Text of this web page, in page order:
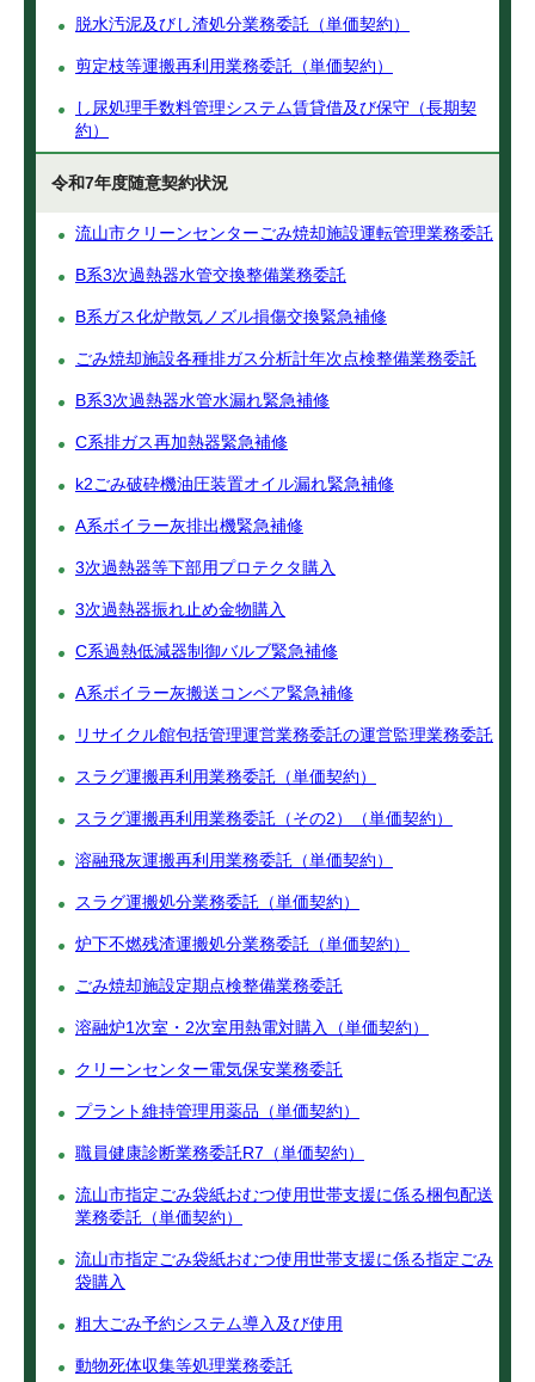
脱水汚泥及びし渣処分業務委託（単価契約）
剪定枝等運搬再利用業務委託（単価契約）
し尿処理手数料管理システム賃貸借及び保守（長期契
約）
令和7年度随意契約状況
流山市クリーンセンターごみ焼却施設運転管理業務委託
B系3次過熱器水管交換整備業務委託
B系ガス化炉散気ノズル損傷交換緊急補修
ごみ焼却施設各種排ガス分析計年次点検整備業務委託
B系3次過熱器水管水漏れ緊急補修
C系排ガス再加熱器緊急補修
k2ごみ破砕機油圧装置オイル漏れ緊急補修
A系ボイラー灰排出機緊急補修
3次過熱器等下部用プロテクタ購入
3次過熱器振れ止め金物購入
C系過熱低減器制御バルブ緊急補修
A系ボイラー灰搬送コンベア緊急補修
リサイクル館包括管理運営業務委託の運営監理業務委託
スラグ運搬再利用業務委託（単価契約）
スラグ運搬再利用業務委託（その2）（単価契約）
溶融飛灰運搬再利用業務委託（単価契約）
スラグ運搬処分業務委託（単価契約）
炉下不燃残渣運搬処分業務委託（単価契約）
ごみ焼却施設定期点検整備業務委託
溶融炉1次室・2次室用熱電対購入（単価契約）
クリーンセンター電気保安業務委託
プラント維持管理用薬品（単価契約）
職員健康診断業務委託R7（単価契約）
流山市指定ごみ袋紙おむつ使用世帯支援に係る梱包配送
業務委託（単価契約）
流山市指定ごみ袋紙おむつ使用世帯支援に係る指定ごみ
袋購入
粗大ごみ予約システム導入及び使用
動物死体収集等処理業務委託